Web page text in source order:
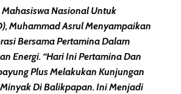
Mahasiswa Nasional Untuk
Muhammad Asrul Menyampaikan
Bersama Pertamina Dalam
Energi. “Hari Ini Pertamina Dan
Plus Melakukan Kunjungan
Di Balikpapan. Ini Menjadi